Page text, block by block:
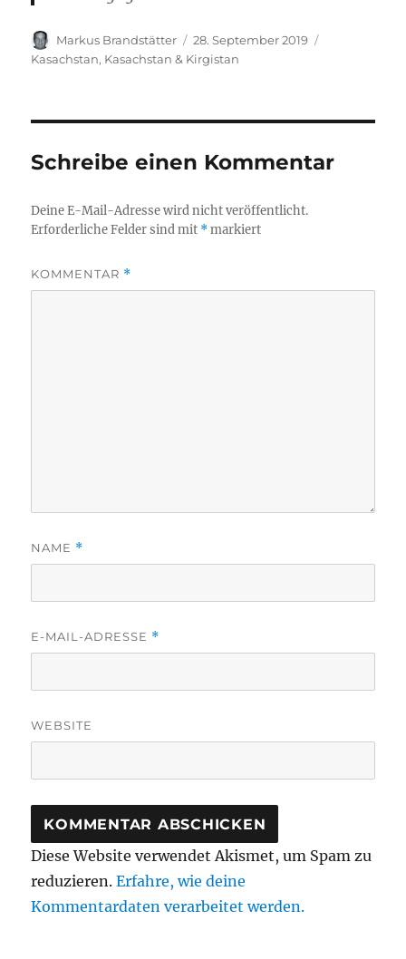
Autor
Markus Brandstätter
Veröffentlicht
am
28. September 2019
Kasachstan, Kasachstan & Kirgistan
Schreibe einen Kommentar
Deine E-Mail-Adresse wird nicht veröffentlicht.
Erforderliche Felder sind mit *markiert
KOMMENTAR *
NAME *
E-MAIL-ADRESSE *
WEBSITE
Diese Website verwendet Akismet, um Spam zu
reduzieren.Erfahre, wie deine
Kommentardaten verarbeitet werden.